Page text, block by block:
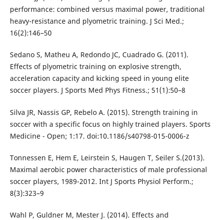
performance: combined versus maximal power, traditional
heavy-resistance and plyometric training. J Sci Med.;
16(2):146–50
Sedano S, Matheu A, Redondo JC, Cuadrado G. (2011).
Effects of plyometric training on explosive strength,
acceleration capacity and kicking speed in young elite
soccer players. J Sports Med Phys Fitness.; 51(1):50–8
Silva JR, Nassis GP, Rebelo A. (2015). Strength training in
soccer with a specific focus on highly trained players. Sports
Medicine - Open; 1:17. doi:10.1186/s40798-015-0006-z
Tonnessen E, Hem E, Leirstein S, Haugen T, Seiler S.(2013).
Maximal aerobic power characteristics of male professional
soccer players, 1989-2012. Int J Sports Physiol Perform.;
8(3):323–9
Wahl P, Guldner M, Mester J. (2014). Effects and